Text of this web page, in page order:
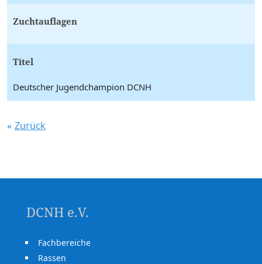
Zuchtauflagen
Titel
Deutscher Jugendchampion DCNH
Zurück
DCNH e.V.
Fachbereiche
Rassen